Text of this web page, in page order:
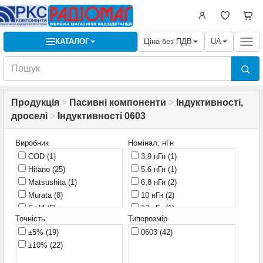
КАТАЛОГ Ціна без ПДВ UA
Продукція > Пасивні компоненти > Індуктивності,
дроселі > Індуктивності 0603
Виробник
COD (1)
Hitano (25)
Matsushita (1)
Murata (8)
S+M(5)
TDK
Номінал, нГн
3,9 нГн (1)
5,6 нГн (1)
6,8 нГн (2)
10 нГн (2)
12 нГн(1)
15 нГн(2)
22 нГн(4)
Точність
±5% (19)
±10% (22)
Типорозмір
0603 (42)